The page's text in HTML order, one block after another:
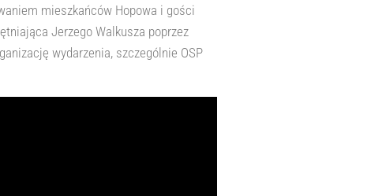
mieszkańców Hopowa i gości
Jerzego Walkusza poprzez
wydarzenia, szczególnie OSP